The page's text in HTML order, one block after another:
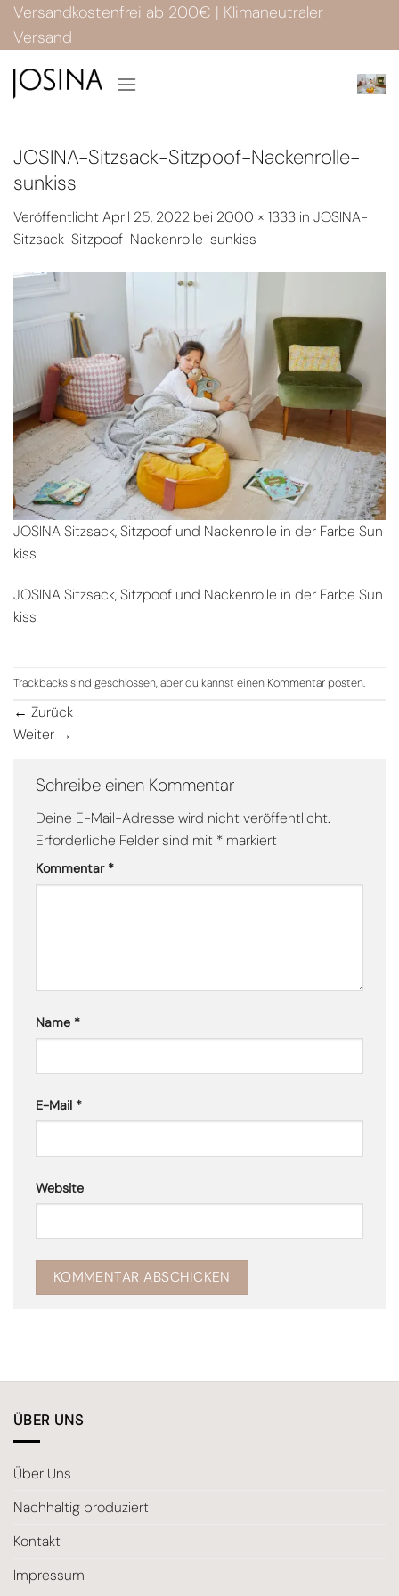
Zum
Inhalt
springen
Versandkostenfrei ab 200€ | Klimaneutraler
Versand
JOSINA-Sitzsack-Sitzpoof-Nackenrolle-
sunkiss
VeröffentlichtApril 25, 2022 bei 2000 × 1333 in JOSINA-
Sitzsack-Sitzpoof-Nackenrolle-sunkiss
JOSINA Sitzsack, Sitzpoof und Nackenrolle in der Farbe Sun
kiss
JOSINA Sitzsack, Sitzpoof und Nackenrolle in der Farbe Sun
kiss
Trackbacks sind geschlossen, aber du kannst einen Kommentar posten.
← Zurück
Weiter →
Schreibe einen Kommentar
Deine E-Mail-Adresse wird nicht veröffentlicht.
Erforderliche Felder sind mit * markiert
Kommentar *
Name *
E-Mail *
Website
ÜBER UNS
Über Uns
Nachhaltig produziert
Kontakt
Impressum